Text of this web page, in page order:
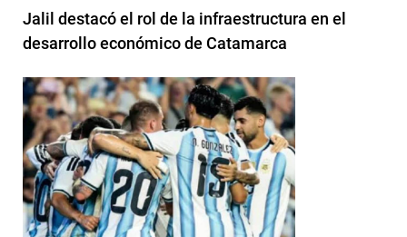
Jalil destacó el rol de la infraestructura en el
desarrollo económico de Catamarca